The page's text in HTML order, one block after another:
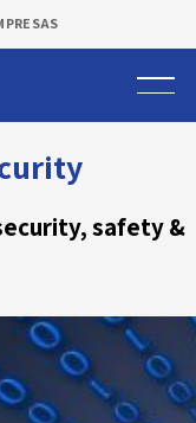
safety &